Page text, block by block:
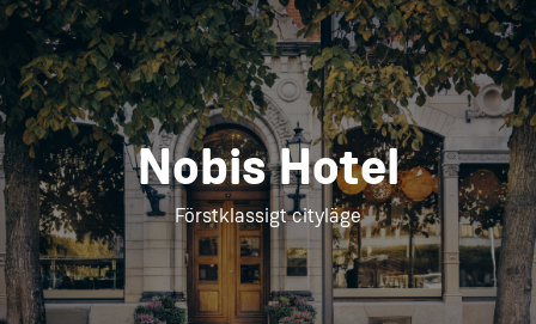
Nobis Hotel
Förstklassigt cityläge